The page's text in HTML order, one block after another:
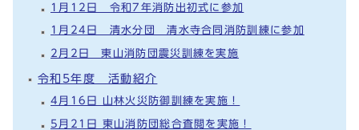
1月12日 令和7年消防出初式に参加
1月24日 清水分団 清水寺合同消防訓練に参加
2月2日 東山消防団震災訓練を実施
令和5年度 活動紹介
4月16日 山林火災防御訓練を実施！
5月21日 東山消防団総合査閲を実施！